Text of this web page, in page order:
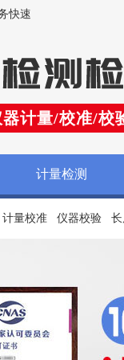
快速
计量/校准/校
计量检测
计量校准 仪器校验